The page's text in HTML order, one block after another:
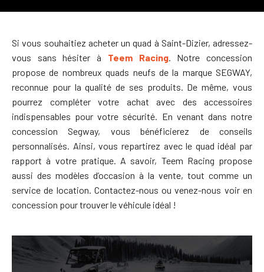
Si vous souhaitiez acheter un quad à Saint-Dizier, adressez-
vous sans hésiter à Teem Racing. Notre concession
propose de nombreux quads neufs de la marque SEGWAY,
reconnue pour la qualité de ses produits. De même, vous
pourrez compléter votre achat avec des accessoires
indispensables pour votre sécurité. En venant dans notre
concession Segway, vous bénéficierez de conseils
personnalisés. Ainsi, vous repartirez avec le quad idéal par
rapport à votre pratique. A savoir, Teem Racing propose
aussi des modèles d’occasion à la vente, tout comme un
service de location. Contactez-nous ou venez-nous voir en
concession pour trouver le véhicule idéal !